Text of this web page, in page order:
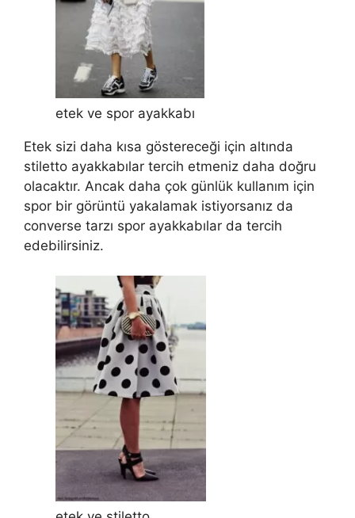
etek ve spor ayakkabı
Etek sizi daha kısa göstereceği için altında
stiletto ayakkabılar tercih etmeniz daha doğru
olacaktır. Ancak daha çok günlük kullanım için
spor bir görüntü yakalamak istiyorsanız da
converse tarzı spor ayakkabılar da tercih
edebilirsiniz.